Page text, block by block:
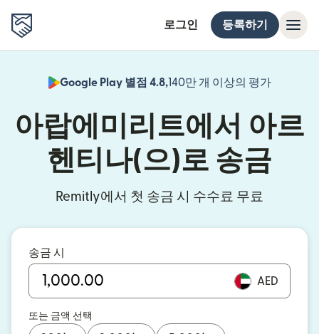
로그인 등록하기
Google Play 별점 4.8,140만 개 이상의 평가
아랍에미리트에서 아르
헨티나(으)로 송금
Remitly에서 첫 송금 시 수수료 무료
송금 시
AED
또는 금액 선택